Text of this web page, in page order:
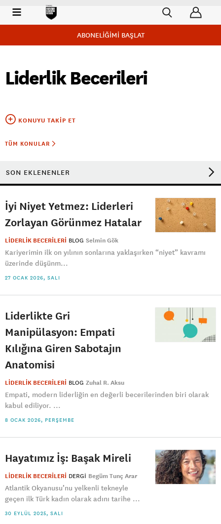
ABONELİĞİMİ BAŞLAT
Liderlik Becerileri
KONUYU TAKIP ET
TÜM KONULAR
SON EKLENENLER
İyi Niyet Yetmez: Liderleri
Zorlayan Görünmez Hatalar
LİDERLİK BECERİLERİ BLOG Selmin Gök
Kariyerimin ilk on yılının sonlarına yaklaşırken “niyet” kavramı
üzerinde düşünm...
27 OCAK 2026, SALI
Liderlikte Gri
Manipülasyon: Empati
Kılığına Giren Sabotajın
Anatomisi
LİDERLİK BECERİLERİ BLOG Zuhal R. Aksu
Empati, modern liderliğin en değerli becerilerinden biri olarak
kabul ediliyor. ...
8 OCAK 2026, PERŞEMBE
Hayatımız İş: Başak Mireli
LİDERLİK BECERİLERİ DERGI Begüm Tunç Arar
Atlantik Okyanusu’nu yelkenli tekneyle
geçen ilk Türk kadın olarak adını tarihe ...
30 EYLÜL 2025, SALI